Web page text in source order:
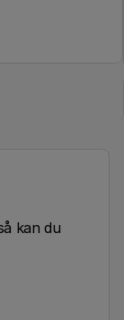
kan du